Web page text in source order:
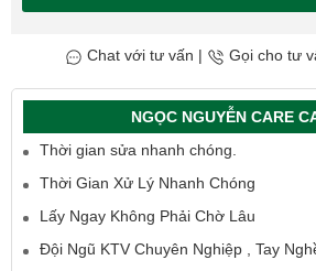
Chat với tư vấn | Gọi cho tư
NGỌC NGUYỄN CARE
Thời gian sửa nhanh chóng.
Thời Gian Xử Lý Nhanh Chóng
Lấy Ngay Không Phải Chờ Lâu
Đội Ngũ KTV Chuyên Nghiệp , Tay